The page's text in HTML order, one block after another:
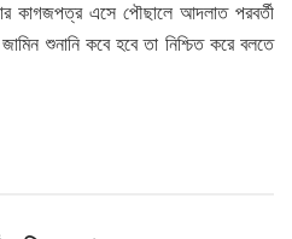
কাগজপত্র এসে পৌছালে আদলাত পরবর্তী
শুনানি কবে হবে তা নিশ্চিত করে বলতে